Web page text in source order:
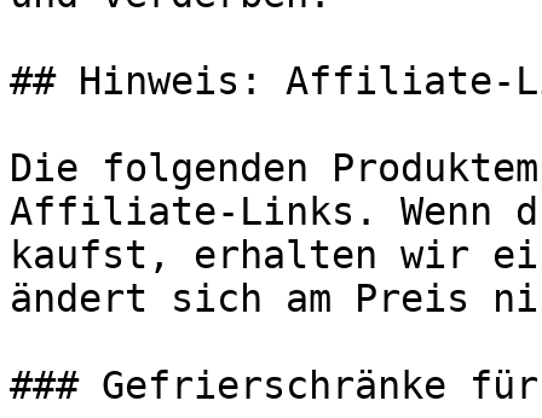
## Hinweis: Affiliate-
Die folgenden
Affiliate-Links. Wenn
kaufst, erhalten wir
ändert sich am Preis
### Gefrierschränke